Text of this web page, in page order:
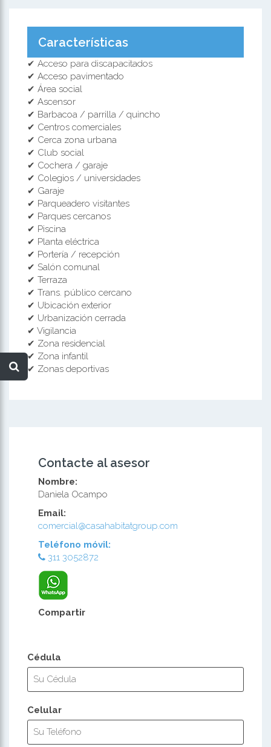
Características
✔ Acceso para discapacitados
✔ Acceso pavimentado
✔ Área social
✔ Ascensor
✔ Barbacoa / parrilla / quincho
✔ Centros comerciales
✔ Cerca zona urbana
✔ Club social
✔ Cochera / garaje
✔ Colegios / universidades
✔ Garaje
✔ Parqueadero visitantes
✔ Parques cercanos
✔ Piscina
✔ Planta eléctrica
✔ Portería / recepción
✔ Salón comunal
✔ Terraza
✔ Trans. público cercano
✔ Ubicación exterior
✔ Urbanización cerrada
✔ Vigilancia
✔ Zona residencial
✔ Zona infantil
✔ Zonas deportivas
Contacte al asesor
Nombre:
Daniela Ocampo
Email:
comercial@casahabitatgroup.com
Teléfono móvil:
311 3052872
Compartir
Cédula
Celular